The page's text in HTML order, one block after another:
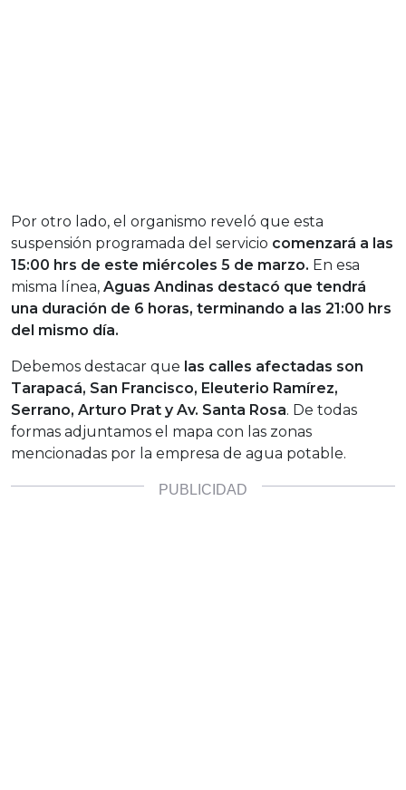
Por otro lado, el organismo reveló que esta
suspensión programada del servicio comenzará a las
15:00 hrs de este miércoles 5 de marzo. En esa
misma línea, Aguas Andinas destacó que tendrá
una duración de 6 horas, terminando a las 21:00 hrs
del mismo día.
Debemos destacar que las calles afectadas son
Tarapacá, San Francisco, Eleuterio Ramírez,
Serrano, Arturo Prat y Av. Santa Rosa. De todas
formas adjuntamos el mapa con las zonas
mencionadas por la empresa de agua potable.